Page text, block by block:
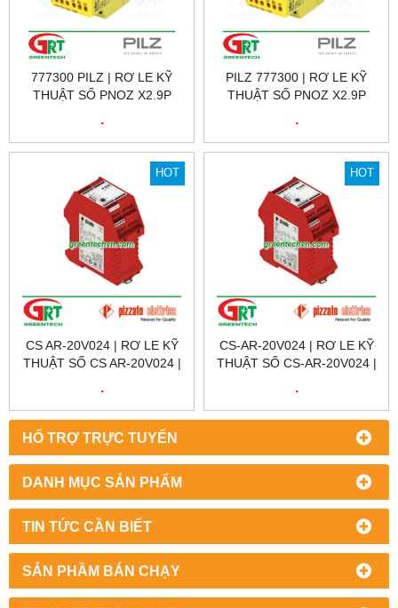
HỔ TRỢ TRỰC TUYẾN
DANH MỤC SẢN PHẨM
TIN TỨC CẦN BIẾT
SẢN PHẦM BÁN CHẠY
777300 PILZ | RƠ LE KỸ
THUẬT SỐ PNOZ X2.9P
.
PILZ 777300 | RƠ LE KỸ
THUẬT SỐ PNOZ X2.9P
.
HOT
CS AR-20V024 | RƠ LE KỸ
THUẬT SỐ CS AR-20V024 |
NAM | CS AR-20V024
.
HOT
CS-AR-20V024 | RƠ LE KỸ
THUẬT SỐ CS-AR-20V024 |
NAM
.